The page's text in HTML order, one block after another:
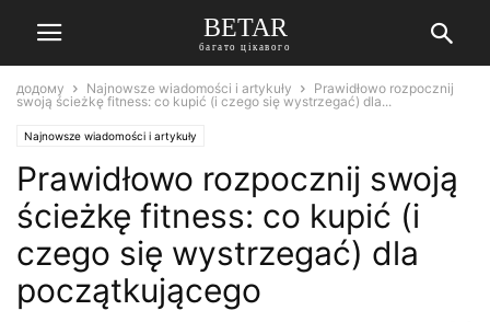
BETAR
багато цікавого
додому Najnowsze wiadomości i artykuły
Prawidłowo rozpocznij
swoją ścieżkę fitness: co kupić (i czego się wystrzegać) dla...
Najnowsze wiadomości i artykuły
Prawidłowo rozpocznij swoją
ścieżkę fitness: co kupić (i
czego się wystrzegać) dla
początkującego